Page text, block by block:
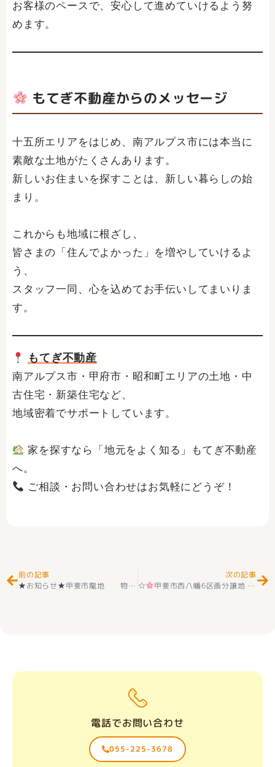
お客様のペースで、安心して進めていけるよう努
めます。
もてぎ不動産からのメッセージ
十五所エリアをはじめ、南アルプス市には本当に
素敵な土地がたくさんあります。
新しいお住まいを探すことは、新しい暮らしの始
まり。
これからも地域に根ざし、
皆さまの「住んでよかった」を増やしていけるよ
う、
スタッフ一同、心を込めてお手伝いしてまいりま
す。
もてぎ不動産
南アルプス市・甲府市・昭和町エリアの土地・中
古住宅・新築住宅など、
地域密着でサポートしています。
家を探すなら「地元をよく知る」もてぎ不動産
へ。
ご相談・お問い合わせはお気軽にどうぞ！
前の記事
★お知らせ★甲斐市龍地 物件ご契約ありがとうございます(^_-)-☆
次の記事
☆
甲斐市西八幡6区画分譲地 好評販売中！
電話でお問い合わせ
055-225-3678